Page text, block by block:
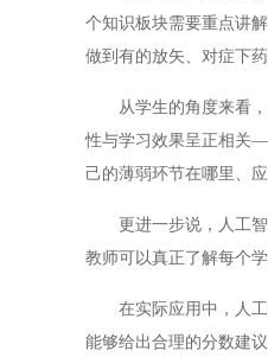
个知识板块需要重点讲
做到有的放矢、对症下药
从学生的角度来看，
性与学习效果呈正相关
己的薄弱环节在哪里、
更进一步说，人工智
教师可以真正了解每个
在实际应用中，人工
能够给出合理的分数建